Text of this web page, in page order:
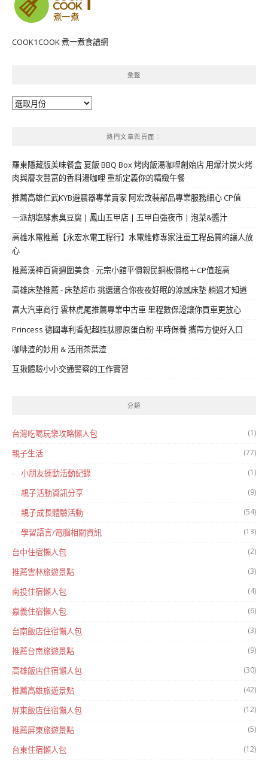
COOK1COOK 煮一煮食譜網
彙整
彙
熱門文章與頁面︰
羅東隱藏版美味餐盒 夏飯 BBQ Box 烤肉飯湯咖哩創始店 用爆汁炭火烤
肉與層次豐富的香料湯咖哩 重新定義你的精緻午餐
推薦高雄仁武KYB避震器專業賣家 阿宏改裝部品專業服務細心 CP值
一派胡塩酵素臭豆腐 | 鳳山五甲店 | 五甲自強夜市 | 泡菜&醬汁
高雄水電推薦【永宏水電工程行】水電維修專家注重工程品質的讓人放
心
推薦漢神百貨週圍美食 - 元宗小館平價親民銅板價格＋CP值超高
高雄床墊推薦 - 床墊超市 挑選適合你夜夜好眠的涼感床墊 躺過才知道
富大汽車商行 雲林虎尾推薦專業中古車 里程數保證讓你買車更放心
Princess 德國專利香妃超胜肽膠原蛋白粉 平時保養 攜帶方便好入口
咖啡渣的妙用 & 活用茶葉渣
互揪體驗小小交通警察的工作實習
分類
台灣吃喝玩樂攻略懶人包 (1)
親子生活 (77)
小朋友運動活動紀錄 (1)
親子活動資訊分享 (9)
親子成長體驗活動 (54)
學習語言/電腦相關資訊 (13)
台中住宿懶人包 (2)
推薦雲林旅遊景點 (3)
南投住宿懶人包 (4)
嘉義住宿懶人包 (6)
台南飯店住宿懶人包 (3)
推薦台南旅遊景點 (9)
高雄飯店住宿懶人包 (30)
推薦高雄旅遊景點 (42)
屏東飯店住宿懶人包 (12)
推薦屏東旅遊景點 (5)
台東住宿懶人包 (12)